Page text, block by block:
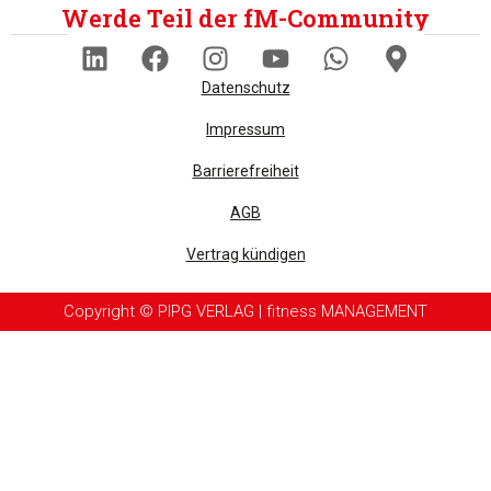
Werde Teil der fM-Community
Datenschutz
Impressum
Barrierefreiheit
AGB
Vertrag kündigen
Copyright © PIPG VERLAG | fitness MANAGEMENT